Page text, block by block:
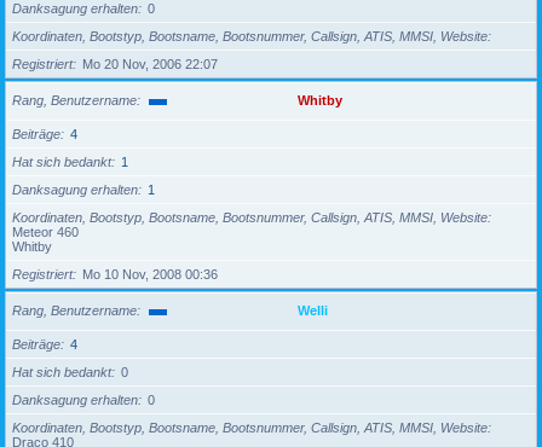
Danksagung erhalten
0
Koordinaten, Bootstyp, Bootsname, Bootsnummer, Callsign, ATIS, MMSI, Website
Registriert
Mo 20 Nov, 2006 22:07
Rang, Benutzername Whitby
Beiträge
4
Hat sich bedankt
1
Danksagung erhalten
1
Koordinaten, Bootstyp, Bootsname, Bootsnummer, Callsign, ATIS, MMSI, Website
Meteor 460
Whitby
Registriert
Mo 10 Nov, 2008 00:36
Rang, Benutzername Welli
Beiträge
4
Hat sich bedankt
0
Danksagung erhalten
0
Koordinaten, Bootstyp, Bootsname, Bootsnummer, Callsign, ATIS, MMSI, Website
Draco 410